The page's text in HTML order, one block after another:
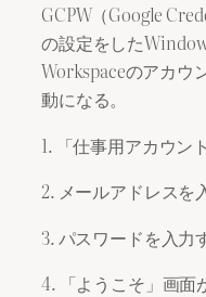
GCPW（Google
の設定をした
Workspaceのアカウ
動になる。
1. 「仕事用アカウン
2. メールアドレスを
3. パスワードを入力
4. 「ようこそ」画面